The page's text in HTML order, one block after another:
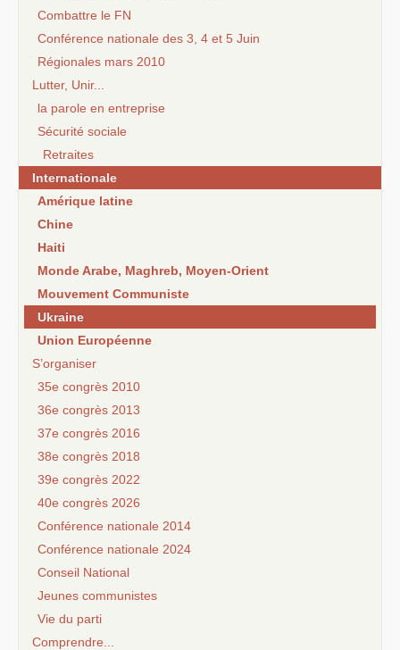
Combattre le FN
Conférence nationale des 3, 4 et 5 Juin
Régionales mars 2010
Lutter, Unir...
la parole en entreprise
Sécurité sociale
Retraites
Internationale
Amérique latine
Chine
Haiti
Monde Arabe, Maghreb, Moyen-Orient
Mouvement Communiste
Ukraine
Union Européenne
S’organiser
35e congrès 2010
36e congrès 2013
37e congrès 2016
38e congrès 2018
39e congrès 2022
40e congrès 2026
Conférence nationale 2014
Conférence nationale 2024
Conseil National
Jeunes communistes
Vie du parti
Comprendre...